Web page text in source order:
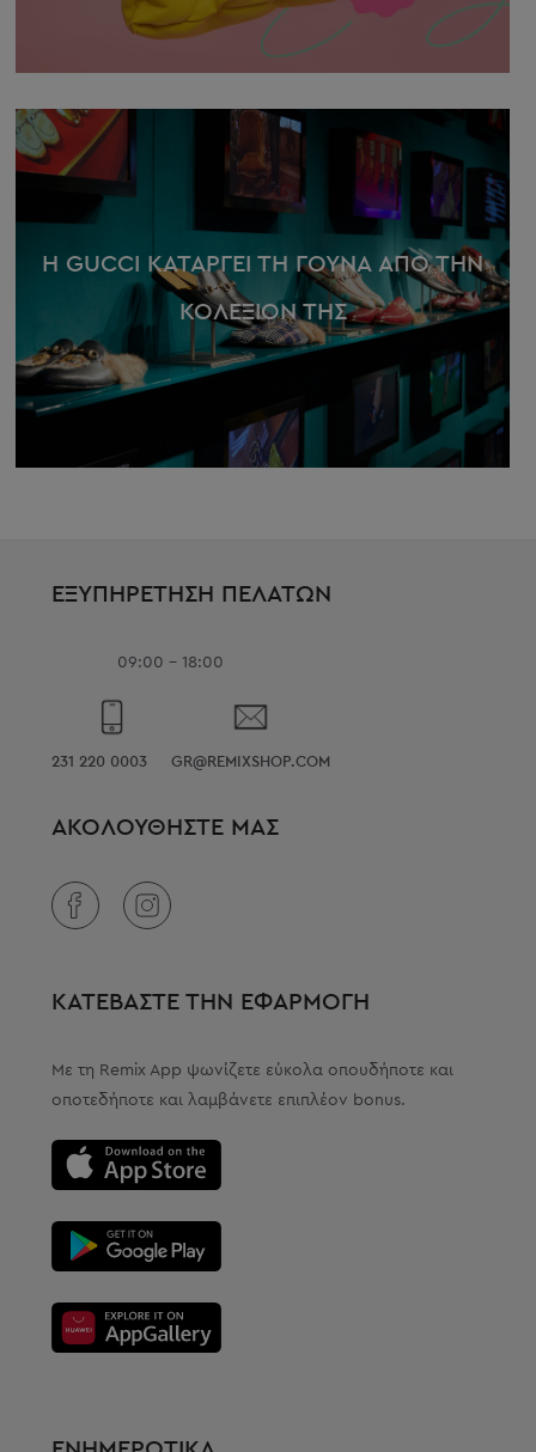
Η GUCCI ΚΑΤΑΡΓΕΙ ΤΗ ΓΟΥΝΑ ΑΠΟ ΤΗΝ
ΚΟΛΕΞΙΟΝ ΤΗΣ
ΕΞΥΠΗΡΕΤΗΣΗ ΠΕΛΑΤΩΝ
09:00 - 18:00
231 220 0003 GR@REMIXSHOP.COM
ΑΚΟΛΟΥΘΗΣΤΕ ΜΑΣ
ΚΑΤΕΒΑΣΤΕ ΤΗΝ ΕΦΑΡΜΟΓΗ
Με τη Remix App ψωνίζετε εύκολα οπουδήποτε και
οποτεδήποτε και λαμβάνετε επιπλέον bonus.